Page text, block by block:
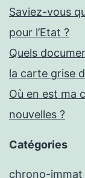
Saviez-vous
pour l’Etat ?
Quels
la carte grise
Où en est ma
nouvelles ?
Catégories
chrono-immat